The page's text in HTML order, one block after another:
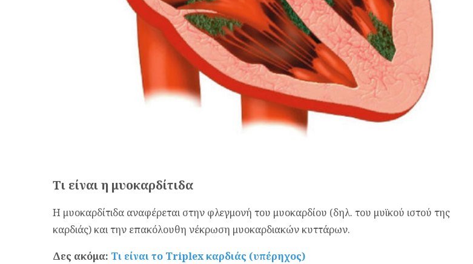
Τι είναι η μυoκαρδίτιδα
Η μυοκαρδίτιδα αναφέρεται στην φλεγμονή του μυοκαρδίου (δηλ. του μυϊκού ιστού της
καρδιάς) και την επακόλουθη νέκρωση μυοκαρδιακών κυττάρων.
Δες ακόμα: Τι είναι το Triplex καρδιάς (υπέρηχος)